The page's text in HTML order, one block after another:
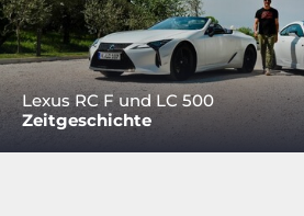
Lexus RC F und LC 500
Zeitgeschichte